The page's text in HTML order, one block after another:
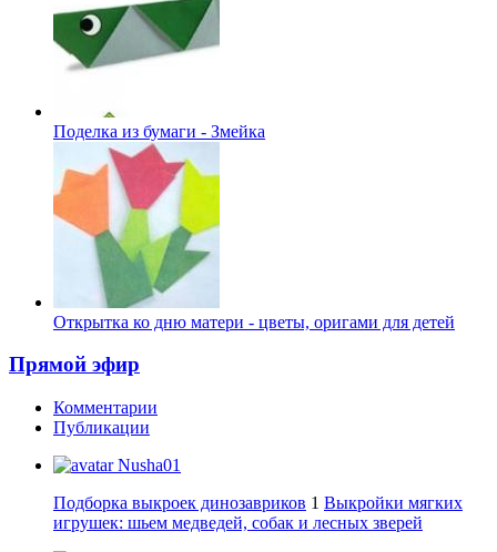
Поделка из бумаги - Змейка
Открытка ко дню матери - цветы, оригами для детей
Прямой эфир
Комментарии
Публикации
Nusha01
Подборка выкроек динозавриков 1 Выкройки мягких
игрушек: шьем медведей, собак и лесных зверей